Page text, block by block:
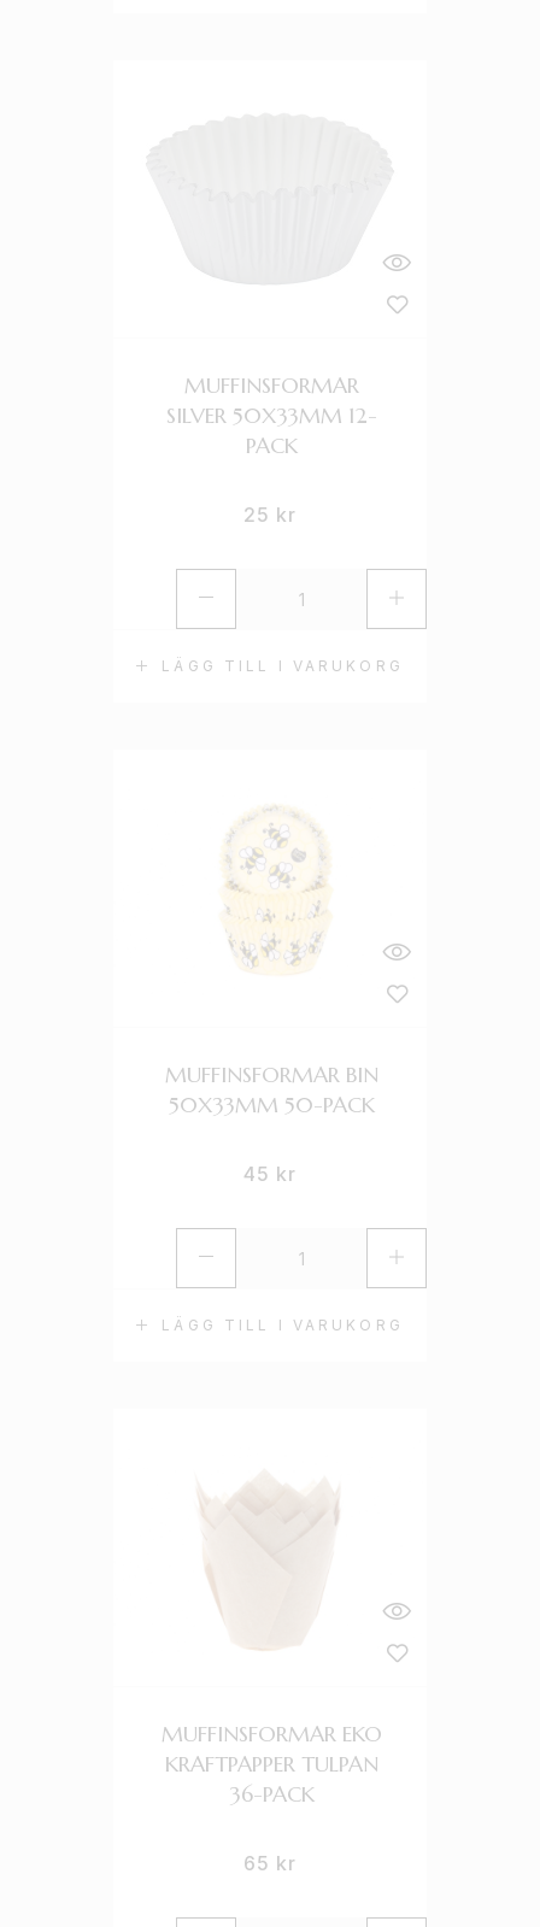
LÄGG TILL I VARUKORG
MUFFINSFORMAR
SILVER 50X33MM 12-
PACK
25 kr
LÄGG TILL I VARUKORG
MUFFINSFORMAR BIN
50X33MM 50-PACK
45 kr
MUFFINSFORMAR EKO
KRAFTPAPPER TULPAN
36-PACK
65 kr